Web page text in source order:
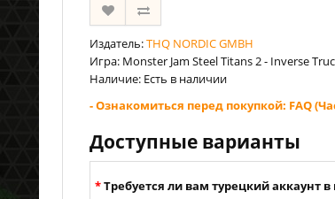
Издатель:THQ NORDIC GMBH
Игра: Monster Jam Steel Titans 2 - Inverse
Наличие: Есть в наличии
- Ознакомиться перед покупкой: FAQ
Доступные варианты
Требуется ли вам турецкий аккаунт в